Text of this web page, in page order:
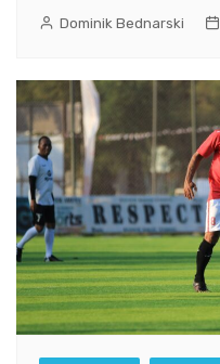
Dominik Bednarski